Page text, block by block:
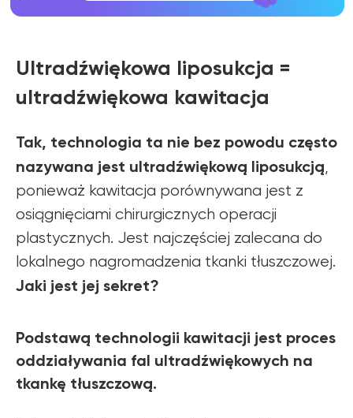
Ultradźwiękowa liposukcja =
ultradźwiękowa kawitacja
Tak, technologia ta nie bez powodu często
nazywana jest ultradźwiękową liposukcją,
ponieważ kawitacja porównywana jest z
osiągnięciami chirurgicznych operacji
plastycznych. Jest najczęściej zalecana do
lokalnego nagromadzenia tkanki tłuszczowej.
Jaki jest jej sekret?
Podstawą technologii kawitacji jest proces
oddziaływania fal ultradźwiękowych na
tkankę tłuszczową.